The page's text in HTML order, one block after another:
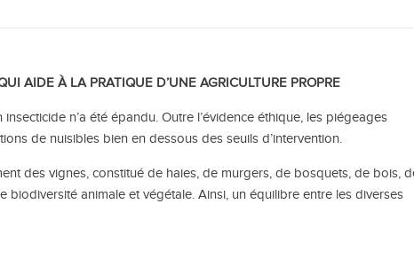
AIDE À LA PRATIQUE D’UNE AGRICULTURE PROPRE
n’a été épandu. Outre l’évidence éthique, les piégeages
de nuisibles bien en dessous des seuils d’intervention.
des vignes, constitué de haies, de murgers, de bosquets, de bois,
biodiversité animale et végétale. Ainsi, un équilibre entre les diverses